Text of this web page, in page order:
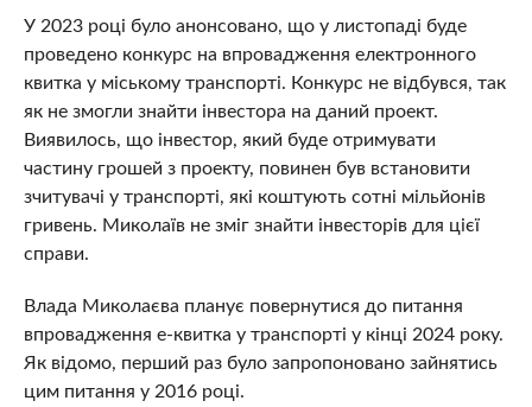
У 2023 році було анонсовано, що у листопаді буде
проведено конкурс на впровадження електронного
квитка у міському транспорті. Конкурс не відбувся, так
як не змогли знайти інвестора на даний проект.
Виявилось, що інвестор, який буде отримувати
частину грошей з проекту, повинен був встановити
зчитувачі у транспорті, які коштують сотні мільйонів
гривень. Миколаїв не зміг знайти інвесторів для цієї
справи.
Влада Миколаєва планує повернутися до питання
впровадження е-квитка у транспорті у кінці 2024 року.
Як відомо, перший раз було запропоновано зайнятись
цим питання у 2016 році.